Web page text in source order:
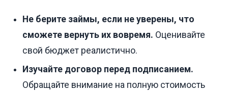
Не берите займы, если не уверены, что
сможете вернуть их вовремя. Оценивайте
свой бюджет реалистично.
Изучайте договор перед подписанием.
Обращайте внимание на полную стоимость